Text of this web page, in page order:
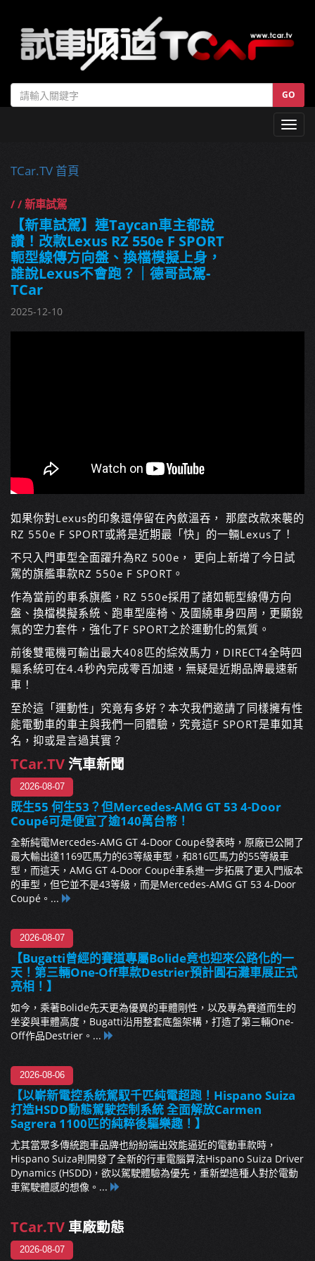
GO
TCar.TV 首頁
/ / 新車試駕
【新車試駕】連Taycan車主都說
讚！改款Lexus RZ 550e F SPORT
軛型線傳方向盤、換檔模擬上身，
誰說Lexus不會跑？｜德哥試駕-
TCar
2025-12-10
如果你對Lexus的印象還停留在內斂溫吞， 那麼改款來襲的
RZ 550e F SPORT或將是近期最「快」的一輛Lexus了！
不只入門車型全面躍升為RZ 500e， 更向上新增了今日試
駕的旗艦車款RZ 550e F SPORT。
作為當前的車系旗艦，RZ 550e採用了諸如軛型線傳方向
盤、換檔模擬系統、跑車型座椅、及圍繞車身四周，更顯銳
氣的空力套件，強化了F SPORT之於運動化的氣質。
前後雙電機可輸出最大408匹的綜效馬力，DIRECT4全時四
驅系統可在4.4秒內完成零百加速，無疑是近期品牌最速新
車！
至於這「運動性」究竟有多好？本次我們邀請了同樣擁有性
能電動車的車主與我們一同體驗，究竟這F SPORT是車如其
名，抑或是言過其實？
TCar.TV汽車新聞
2026-08-07
既生55 何生53？但Mercedes-AMG GT 53 4-Door
Coupé可是便宜了逾140萬台幣！
全新純電Mercedes-AMG GT 4-Door Coupé發表時，原廠已公開了
最大輸出達1169匹馬力的63等級車型，和816匹馬力的55等級車
型，而這天，AMG GT 4-Door Coupé車系進一步拓展了更入門版本
的車型，但它並不是43等級，而是Mercedes-AMG GT 53 4-Door
Coupé。...
2026-08-07
【Bugatti曾經的賽道專屬Bolide竟也迎來公路化的一
天！第三輛One-Off車款Destrier預計圓石灘車展正式
亮相！】
如今，乘著Bolide先天更為優異的車體剛性，以及專為賽道而生的
坐姿與車體高度，Bugatti沿用整套底盤架構，打造了第三輛One-
Off作品Destrier。...
2026-08-06
【以嶄新電控系統駕馭千匹純電超跑！Hispano Suiza
打造HSDD動態駕駛控制系統 全面解放Carmen
Sagrera 1100匹的純粹後驅樂趣！】
尤其當眾多傳統跑車品牌也紛紛端出效能逼近的電動車款時，
Hispano Suiza則開發了全新的行車電腦算法Hispano Suiza Driver
Dynamics (HSDD)，欲以駕駛體驗為優先，重新塑造種人對於電動
車駕駛體感的想像。...
TCar.TV 車廠動態
2026-08-07